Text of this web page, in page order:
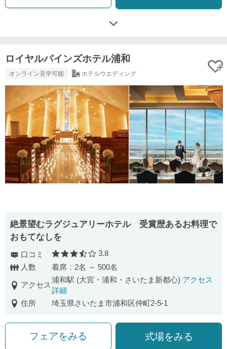
ロイヤルパインズホテル浦和
オンライン見学可能 ホテルウエディング
絶景望むラグジュアリーホテル 受賞歴あるお料理で
おもてなしを
口コミ 口コミ評価
3.8
人数
着席：2名 ～ 500名
アクセス
浦和駅 (大宮・浦和・さいたま新都心) アクセス
詳細
住所
埼玉県さいたま市浦和区仲町2-5-1
フェアをみる 式場をみる